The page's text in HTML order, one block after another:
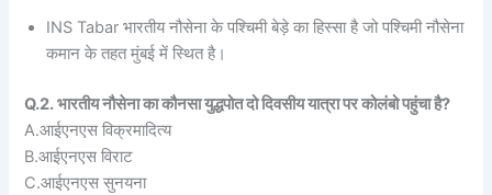
INS Tabar भारतीय नौसेना के पश्चिमी बेड़े का हिस्सा है जो पश्चिमी नौसेना
कमान के तहत मुंबई में स्थित है।
Q.2. भारतीय नौसेना का कौनसा युद्धपोत दो दिवसीय यात्रा पर कोलंबो पहुंचा है?
A.आईएनएस विक्रमादित्य
B.आईएनएस विराट
C.आईएनएस सुनयना